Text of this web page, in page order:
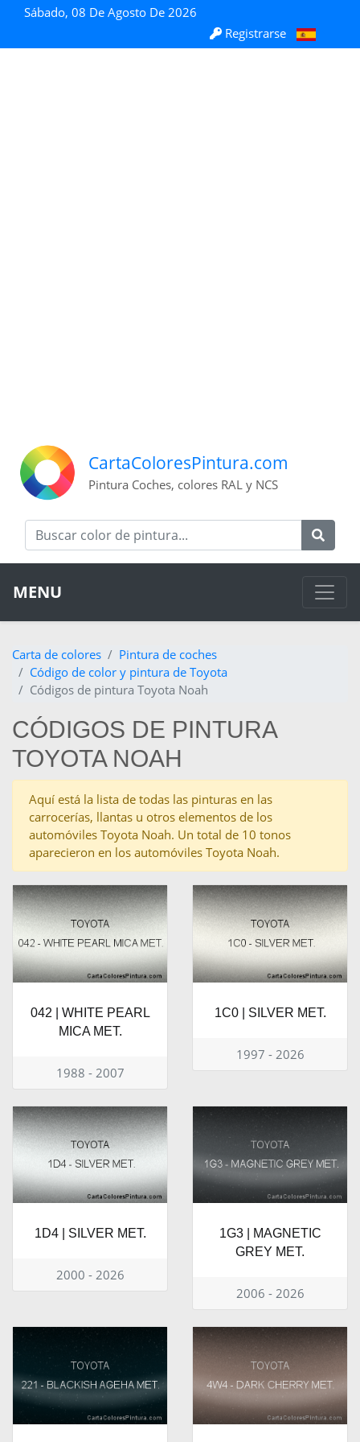
Sábado, 08 De Agosto De 2026
Registrarse
CartaColoresPintura.com
Pintura Coches, colores RAL y NCS
MENU
Carta de colores
Pintura de coches
Código de color y pintura de Toyota
Códigos de pintura Toyota Noah
CÓDIGOS DE PINTURA
TOYOTA NOAH
Aquí está la lista de todas las pinturas en las
carrocerías, llantas u otros elementos de los
automóviles Toyota Noah. Un total de 10 tonos
aparecieron en los automóviles Toyota Noah.
042 | WHITE PEARL
MICA MET.
1988 - 2007
1C0 | SILVER MET.
1997 - 2026
1D4 | SILVER MET.
2000 - 2026
1G3 | MAGNETIC
GREY MET.
2006 - 2026